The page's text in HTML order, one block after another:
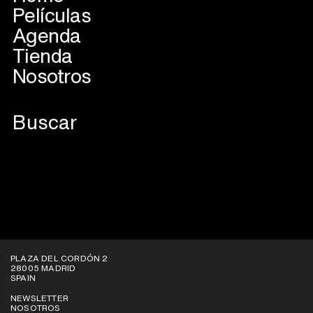
Películas
Agenda
Tienda
Nosotros
PLAZA DEL CORDÓN 2
28005 MADRID
SPAIN
NEWSLETTER
NOSOTROS